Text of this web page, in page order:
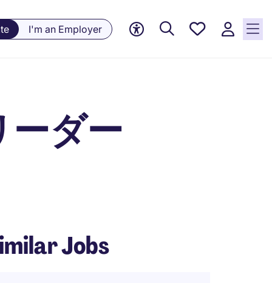
I'm an Employer
Saved
ーダー
Jobs